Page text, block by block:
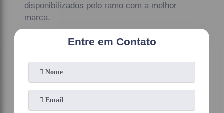
disponibilizados pelo ramo com a melhor
marca.
Entre em Contato